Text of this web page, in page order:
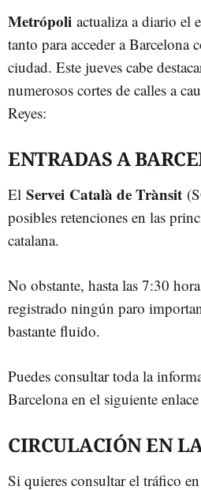
Metrópoli actualiza a diario el
tanto para acceder a Barcelona
ciudad. Este jueves cabe
numerosos cortes de calles a
Reyes:
ENTRADAS A
El Servei Català de Trànsit
posibles retenciones en las
catalana.
No obstante, hasta las 7:30
registrado ningún paro
bastante fluido.
Puedes consultar toda la
Barcelona en el siguiente
CIRCULACIÓN EN
Si quieres consultar el tráfico